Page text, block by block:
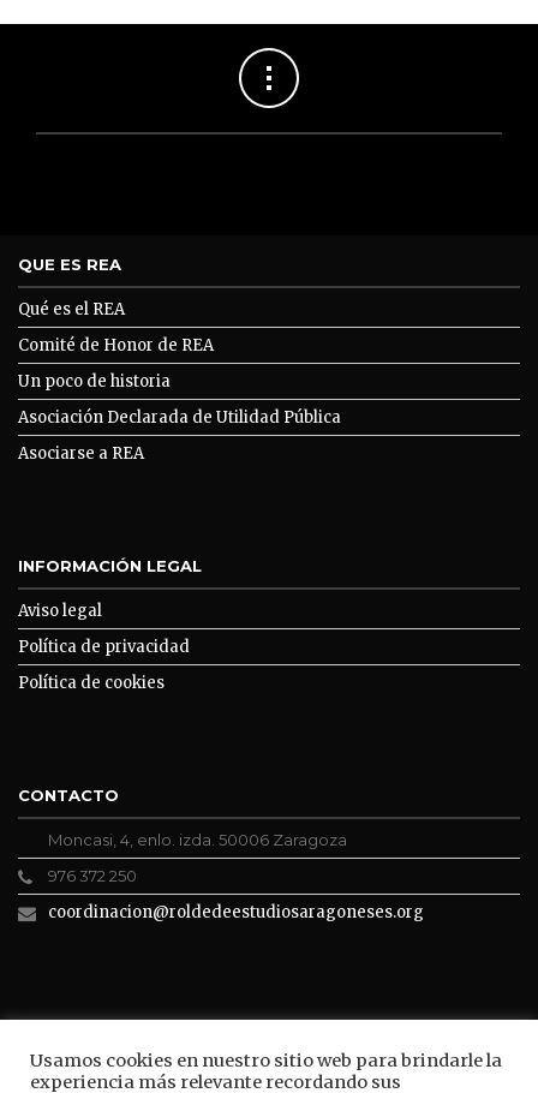
Usamos cookies en nuestro sitio web para brindarle la
experiencia más relevante recordando sus
QUE ES REA
Qué es el REA
Comité de Honor de REA
Un poco de historia
Asociación Declarada de Utilidad Pública
Asociarse a REA
INFORMACIÓN LEGAL
Aviso legal
Política de privacidad
Política de cookies
CONTACTO
Moncasi, 4, enlo. izda. 50006 Zaragoza
976 372 250
coordinacion@roldedeestudiosaragoneses.org
ROLDE CONECTA